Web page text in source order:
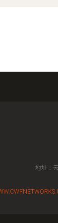
地址：